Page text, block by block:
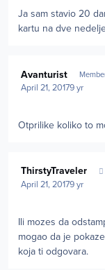
Ja sam stavio 20
kartu na dve
Avanturist
April 21, 20179 yr
Otprilike koliko to
ThirstyTraveler
April 21, 20179 yr
Ili mozes da
mogao da je
koja ti odgovara.